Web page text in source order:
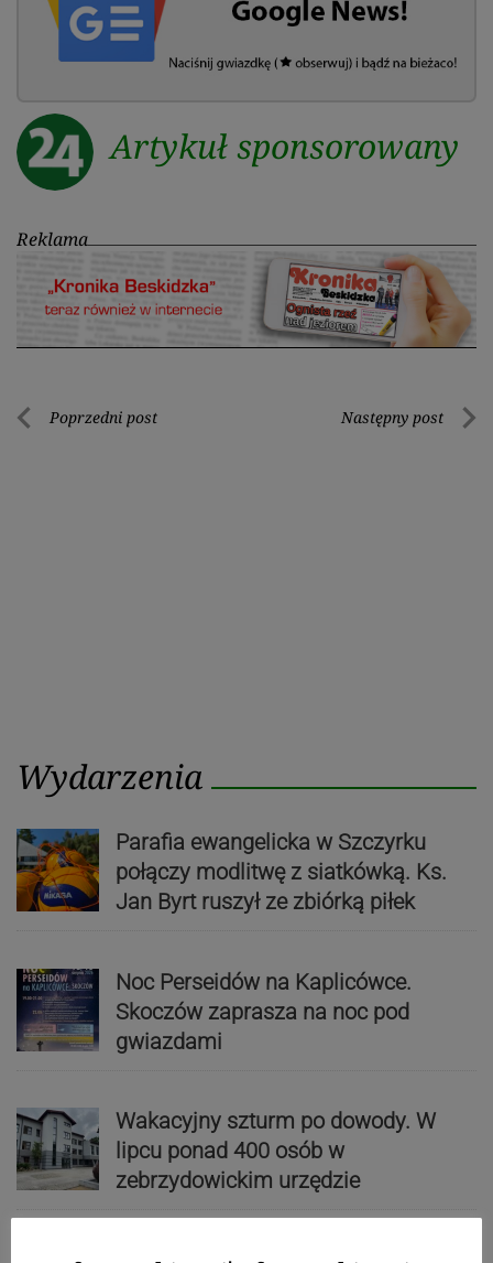
Artykuł sponsorowany
Reklama
Nawigacja
Poprzedni post Następny post
Wydarzenia
Parafia ewangelicka w Szczyrku
połączy modlitwę z siatkówką. Ks.
Jan Byrt ruszył ze zbiórką piłek
Noc Perseidów na Kaplicówce.
Skoczów zaprasza na noc pod
gwiazdami
Wakacyjny szturm po dowody. W
lipcu ponad 400 osób w
zebrzydowickim urzędzie